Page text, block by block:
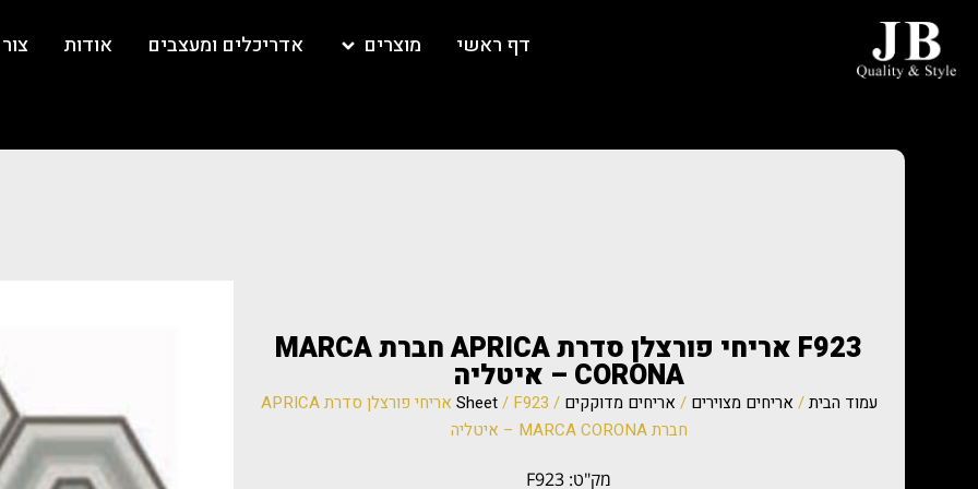
דף ראשי מוצרים אדריכלים ומעצבים אודות
F923 אריחי פורצלן סדרת APRICA חברת MARCA
CORONA – איטליה
עמוד הבית/ אריחים מצוירים / אריחים מדוקקים /
Sheet
/ F923 אריחי פורצלן סדרת APRICA
חברת MARCA CORONA – איטליה
מק"ט: F923